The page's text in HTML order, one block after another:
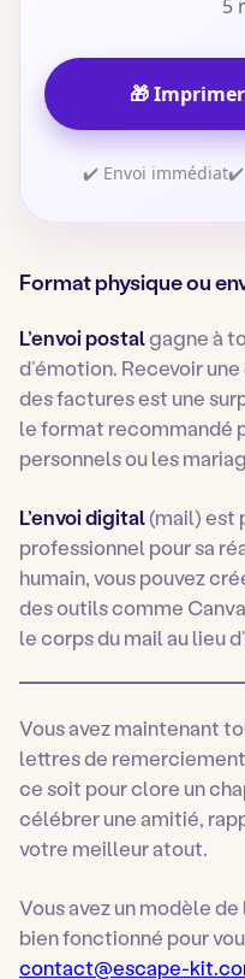
5
🎁
✔️ Envoi immédiat✔️
Format physique ou
L’envoi postalgagne à
d’émotion. Recevoir
des factures est une
le format recommandé
personnels ou les
L’envoi digital(mail) est
professionnel pour sa
humain, vous pouvez
des outils comme
le corps du mail au lieu
Vous avez maintenant
lettres de
ce soit pour clore un
célébrer une amitié,
votre meilleur atout.
Vous avez un modèle
bien fonctionné pour
contact@escape-